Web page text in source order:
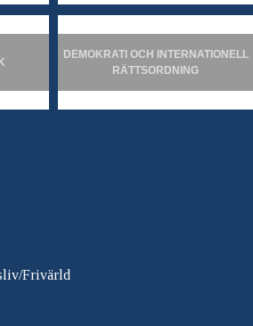
DEMOKRATI OCH INTERNATIONELL
RÄTTSORDNING
Frivärld